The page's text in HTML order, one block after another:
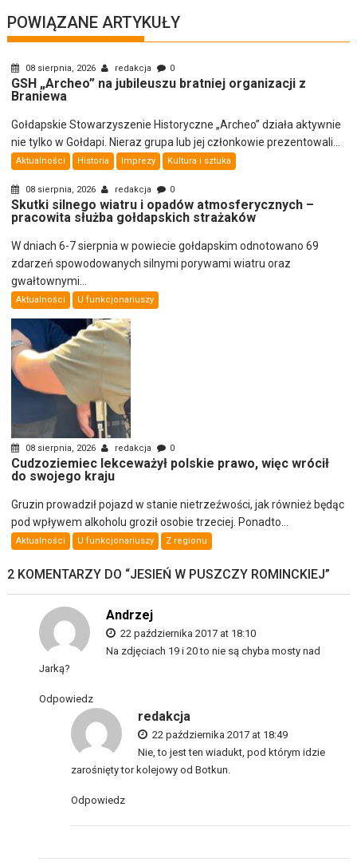
POWIĄZANE ARTYKUŁY
08 sierpnia, 2026 redakcja 0
GSH „Archeo” na jubileuszu bratniej organizacji z
Braniewa
Gołdapskie Stowarzyszenie Historyczne „Archeo” działa aktywnie
nie tylko w Gołdapi. Nieraz grupa lub jej członkowie prezentowali...
Aktualności Historia Imprezy Kultura i sztuka
08 sierpnia, 2026 redakcja 0
Skutki silnego wiatru i opadów atmosferycznych –
pracowita służba gołdapskich strażaków
W dniach 6-7 sierpnia w powiecie gołdapskim odnotowano 69
zdarzeń spowodowanych silnymi porywami wiatru oraz
gwałtownymi...
Aktualności U funkcjonariuszy
08 sierpnia, 2026 redakcja 0
Cudzoziemiec lekceważył polskie prawo, więc wrócił
do swojego kraju
Gruzin prowadził pojazd w stanie nietrzeźwości, jak również będąc
pod wpływem alkoholu groził osobie trzeciej. Ponadto...
Aktualności U funkcjonariuszy Z regionu
2 KOMENTARZY DO “JESIEŃ W PUSZCZY ROMINCKIEJ”
Andrzej
22 października 2017 at 18:10
Na zdjęciach 19 i 20 to nie są chyba mosty nad
Jarką?
Odpowiedz
redakcja
22 października 2017 at 18:49
Nie, to jest ten wiadukt, pod którym idzie
zarośnięty tor kolejowy od Botkun.
Odpowiedz